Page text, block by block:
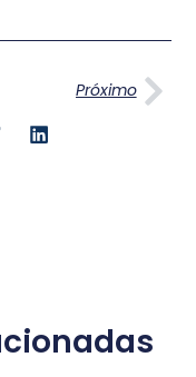
Próximo